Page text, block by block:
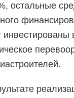
остальные
инвестированы